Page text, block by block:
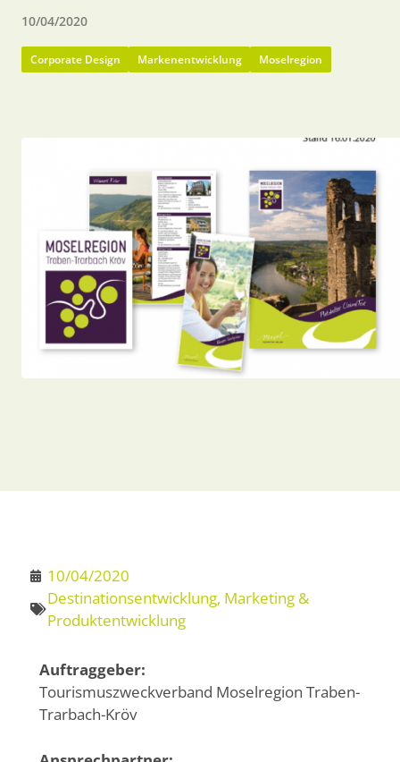
10/04/2020
Corporate Design Markenentwicklung Moselregion
10/04/2020
Destinationsentwicklung, Marketing &
Produktentwicklung
Auftraggeber:
Tourismuszweckverband Moselregion Traben-
Trarbach-Kröv